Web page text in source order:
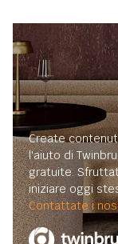
Create
l'aiuto di
gratuite.
iniziare oggi
Contattate i